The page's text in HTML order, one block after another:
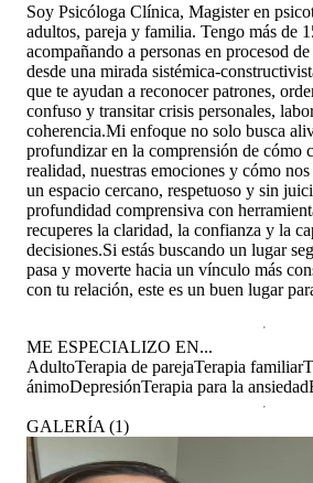
​Soy Psicóloga Clínica, Magister en
adultos, pareja y familia. Tengo más de
acompañando a personas en procesod
desde una mirada sistémica-
que te ayudan a reconocer patrones,
confuso y transitar crisis personales,
coherencia. ​Mi enfoque no solo busca
profundizar en la comprensión de cómo
realidad, nuestras emociones y cómo
un espacio cercano, respetuoso y sin
profundidad comprensiva con
recuperes la claridad, la confianza y la
decisiones. ​Si estás buscando un lugar
pasa y moverte hacia un vínculo más
con tu relación, este es un buen lugar
ME ESPECIALIZO EN...
AdultoTerapia de parejaTerapia familiar
ánimoDepresiónTerapia para la ansiedad
GALERÍA (1)